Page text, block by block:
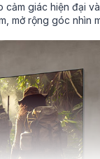
giác hiện đại
mở rộng góc nhìn